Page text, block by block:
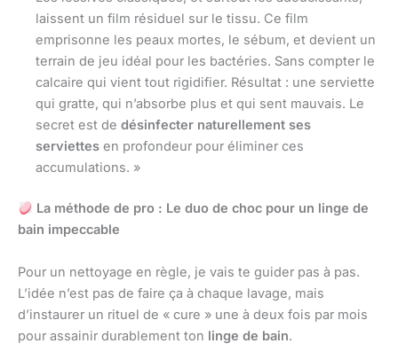
laissent un film résiduel sur le tissu. Ce film
emprisonne les peaux mortes, le sébum, et devient un
terrain de jeu idéal pour les bactéries. Sans compter le
calcaire qui vient tout rigidifier. Résultat : une serviette
qui gratte, qui n’absorbe plus et qui sent mauvais. Le
secret est de désinfecter naturellement ses
serviettes en profondeur pour éliminer ces
accumulations. »
La méthode de pro : Le duo de choc pour un linge de
bain impeccable
Pour un nettoyage en règle, je vais te guider pas à pas.
L’idée n’est pas de faire ça à chaque lavage, mais
d’instaurer un rituel de « cure » une à deux fois par mois
pour assainir durablement ton linge de bain.